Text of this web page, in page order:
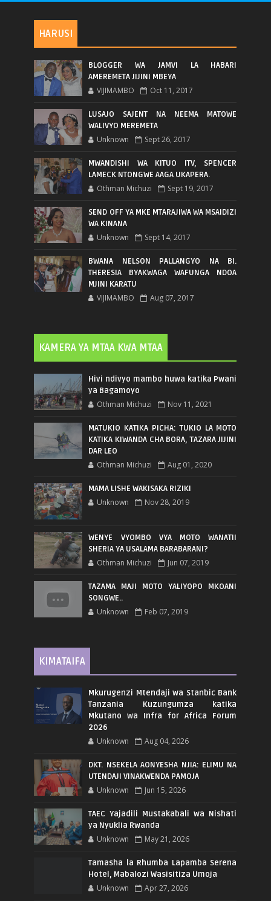
HARUSI
BLOGGER WA JAMVI LA HABARI
AMEREMETA JIJINI MBEYA
VIJIMAMBO Oct 11, 2017
LUSAJO SAJENT NA NEEMA MATOWE
WALIVYO MEREMETA
Unknown Sept 26, 2017
MWANDISHI WA KITUO ITV, SPENCER
LAMECK NTONGWE AAGA UKAPERA.
Othman Michuzi Sept 19, 2017
SEND OFF YA MKE MTARAJIWA WA MSAIDIZI
WA KINANA
Unknown Sept 14, 2017
BWANA NELSON PALLANGYO NA BI.
THERESIA BYAKWAGA WAFUNGA NDOA
MJINI KARATU
VIJIMAMBO Aug 07, 2017
KAMERA YA MTAA KWA MTAA
Hivi ndivyo mambo huwa katika Pwani
ya Bagamoyo
Othman Michuzi Nov 11, 2021
MATUKIO KATIKA PICHA: TUKIO LA MOTO
KATIKA KIWANDA CHA BORA, TAZARA JIJINI
DAR LEO
Othman Michuzi Aug 01, 2020
MAMA LISHE WAKISAKA RIZIKI
Unknown Nov 28, 2019
WENYE VYOMBO VYA MOTO WANATII
SHERIA YA USALAMA BARABARANI?
Othman Michuzi Jun 07, 2019
TAZAMA MAJI MOTO YALIYOPO MKOANI
SONGWE..
Unknown Feb 07, 2019
KIMATAIFA
Mkurugenzi Mtendaji wa Stanbic Bank
Tanzania Kuzungumza katika
Mkutano wa Infra for Africa Forum
2026
Unknown Aug 04, 2026
DKT. NSEKELA AONYESHA NJIA: ELIMU NA
UTENDAJI VINAKWENDA PAMOJA
Unknown Jun 15, 2026
TAEC Yajadili Mustakabali wa Nishati
ya Nyuklia Rwanda
Unknown May 21, 2026
Tamasha la Rhumba Lapamba Serena
Hotel, Mabalozi Wasisitiza Umoja
Unknown Apr 27, 2026